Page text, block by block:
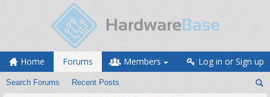
Home Forums
Search Forums Recent Posts
Members Log in or Sign up